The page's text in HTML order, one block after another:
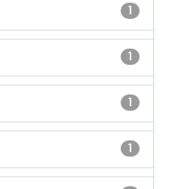
1
1
1
1